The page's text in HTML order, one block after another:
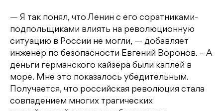
— Я так понял, что Ленин с его соратниками-
подпольщиками влиять на революционную
ситуацию в России не могли, — добавляет
инженер по безопасности Евгений Воронов. – А
деньги германского кайзера были каплей в
море. Мне это показалось убедительным.
Получается, что российская революция стала
совпадением многих трагических